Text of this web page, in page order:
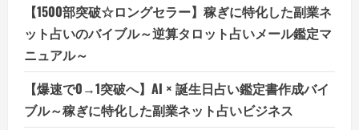
【1500部突破☆ロングセラー】稼ぎに特化した副業ネ
ット占いのバイブル～逆算タロット占いメール鑑定マ
ニュアル～
【爆速で0→1突破へ】AI × 誕生日占い鑑定書作成バイ
ブル～稼ぎに特化した副業ネット占いビジネス